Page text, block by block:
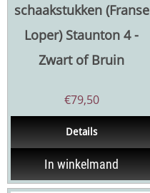
schaakstukken (Franse
Loper) Staunton 4 -
Zwart of Bruin
€79,50
Details
In winkelmand